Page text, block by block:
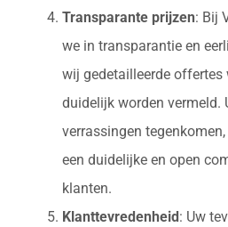
Transparante prijzen: Bij
we in transparantie en
wij gedetailleerde offertes
duidelijk worden vermeld.
verrassingen
een duidelijke en open
klanten.
Klanttevredenheid : Uw